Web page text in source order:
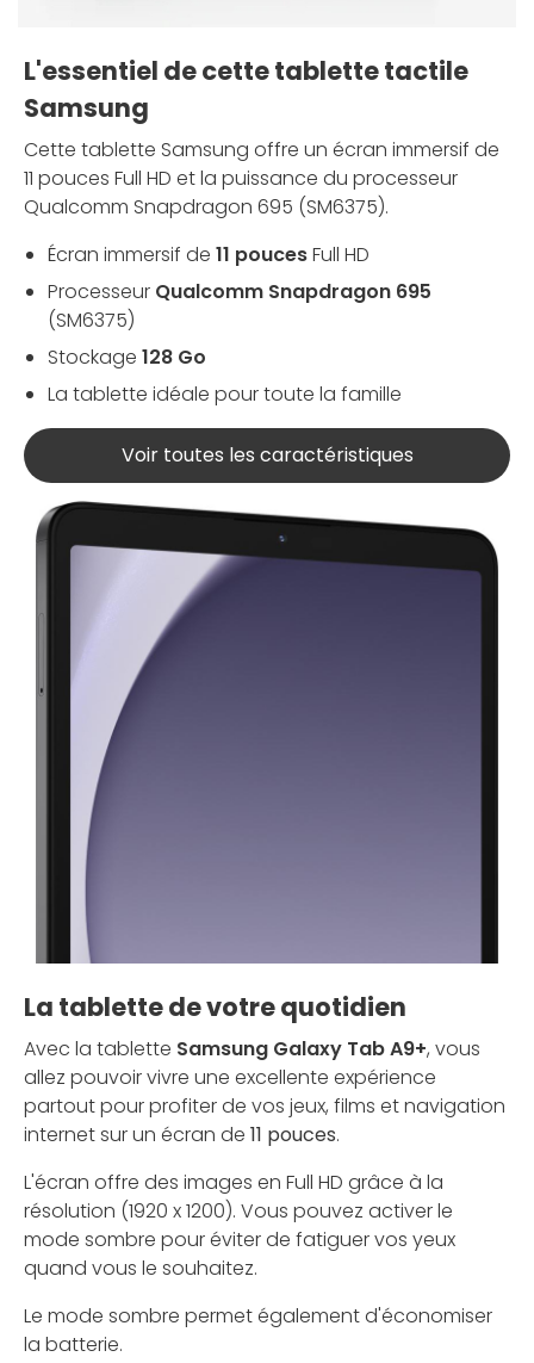
L'essentiel de cette tablette tactile
Samsung
Cette tablette Samsung offre un écran immersif de
11 pouces Full HD et la puissance du processeur
Qualcomm Snapdragon 695 (SM6375).
Écran immersif de 11 poucesFull HD
Processeur Qualcomm Snapdragon 695
(SM6375)
Stockage 128 Go
La tablette idéale pour toute la famille
Voir toutes les caractéristiques
La tablette de votre quotidien
Avec la tablette Samsung Galaxy Tab A9+, vous
allez pouvoir vivre une excellente expérience
partout pour profiter de vos jeux, films et navigation
internet sur un écran de 11 pouces.
L'écran offre des images en Full HD grâce à la
résolution (1920 x 1200). Vous pouvez activer le
mode sombre pour éviter de fatiguer vos yeux
quand vous le souhaitez.
Le mode sombre permet également d'économiser
la batterie.